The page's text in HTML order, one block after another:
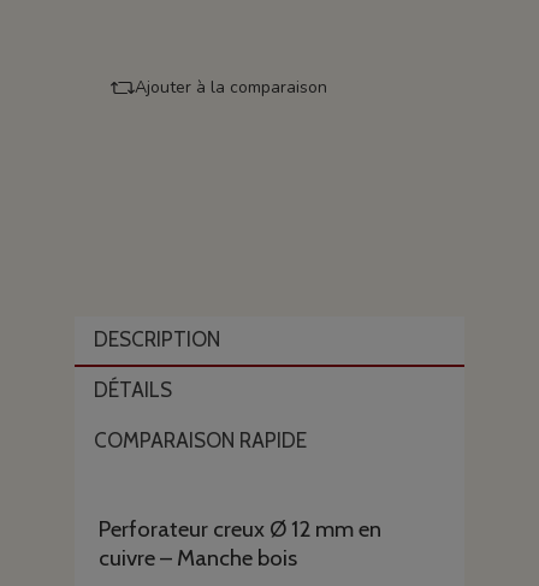
Ajouter à la comparaison
DESCRIPTION
DÉTAILS
COMPARAISON RAPIDE
Perforateur creux Ø 12 mm en
cuivre – Manche bois